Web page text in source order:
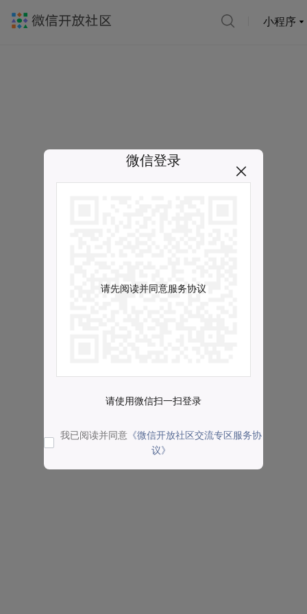
小程序
微信登录
请先阅读并同意服务协议
请使用微信扫一扫登录
我已阅读并同意 《微信开放社区交流专区服务协
议》